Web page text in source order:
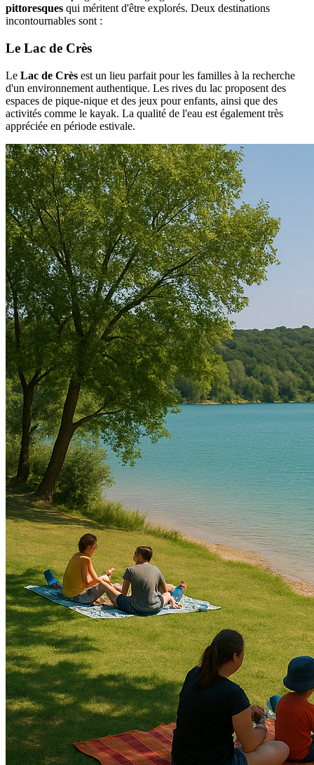
pittoresques qui méritent d'être explorés. Deux destinations
incontournables sont :
Le Lac de Crès
Le Lac de Crès est un lieu parfait pour les familles à la recherche
d'un environnement authentique. Les rives du lac proposent des
espaces de pique-nique et des jeux pour enfants, ainsi que des
activités comme le kayak. La qualité de l'eau est également très
appréciée en période estivale.